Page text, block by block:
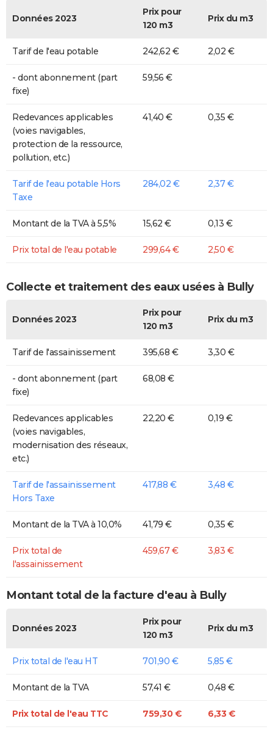
Données 2023
Prix pour
120 m3
Prix du m3
Tarif de l'eau potable 242,62 € 2,02 €
- dont abonnement (part
fixe)
59,56 €
Redevances applicables
(voies navigables,
protection de la ressource,
pollution, etc.)
41,40 € 0,35 €
Tarif de l'eau potable Hors
Taxe
284,02 € 2,37 €
Montant de la TVA à 5,5% 15,62 € 0,13 €
Prix total de l'eau potable 299,64 € 2,50 €
Collecte et traitement des eaux usées à Bully
Données 2023
Prix pour
120 m3
Prix du m3
Tarif de l'assainissement 395,68 € 3,30 €
- dont abonnement (part
fixe)
68,08 €
Redevances applicables
(voies navigables,
modernisation des réseaux,
etc.)
22,20 € 0,19 €
Tarif de l'assainissement
Hors Taxe
417,88 € 3,48 €
Montant de la TVA à 10,0% 41,79 € 0,35 €
Prix total de
l'assainissement
459,67 € 3,83 €
Montant total de la facture d'eau à Bully
Données 2023
Prix pour
120 m3
Prix du m3
Prix total de l'eau HT 701,90 € 5,85 €
Montant de la TVA 57,41 € 0,48 €
Prix total de l'eau TTC 759,30 € 6,33 €